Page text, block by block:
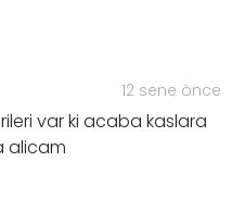
12 sene önce
var ki acaba kaslara
alicam